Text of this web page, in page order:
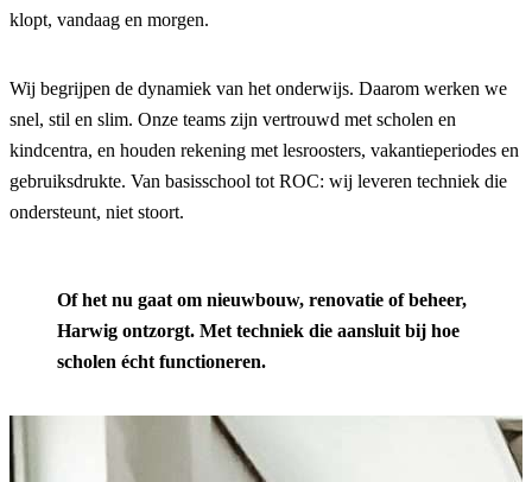
klopt, vandaag en morgen.
Wij begrijpen de dynamiek van het onderwijs. Daarom werken we
snel, stil en slim. Onze teams zijn vertrouwd met scholen en
kindcentra, en houden rekening met lesroosters, vakantieperiodes en
gebruiksdrukte. Van basisschool tot ROC: wij leveren techniek die
ondersteunt, niet stoort.
Of het nu gaat om nieuwbouw, renovatie of beheer,
Harwig ontzorgt. Met techniek die aansluit bij hoe
scholen écht functioneren.